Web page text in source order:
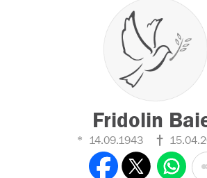
Fridolin
14.09.1943